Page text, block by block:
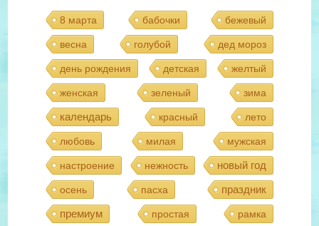
8 марта бабочки бежевый
весна голубой дед мороз
день рождения детская желтый
женская зеленый зима
календарь красный лето
любовь милая мужская
настроение нежность новый год
осень пасха
праздник
премиум
простая рамка